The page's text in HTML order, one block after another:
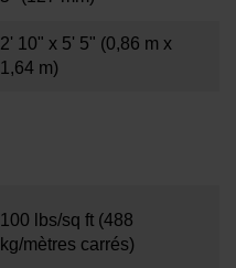
2' 10" x 5' 5" (0,86 m x
1,64 m)
100 lbs/sq ft (488
kg/mètres carrés)